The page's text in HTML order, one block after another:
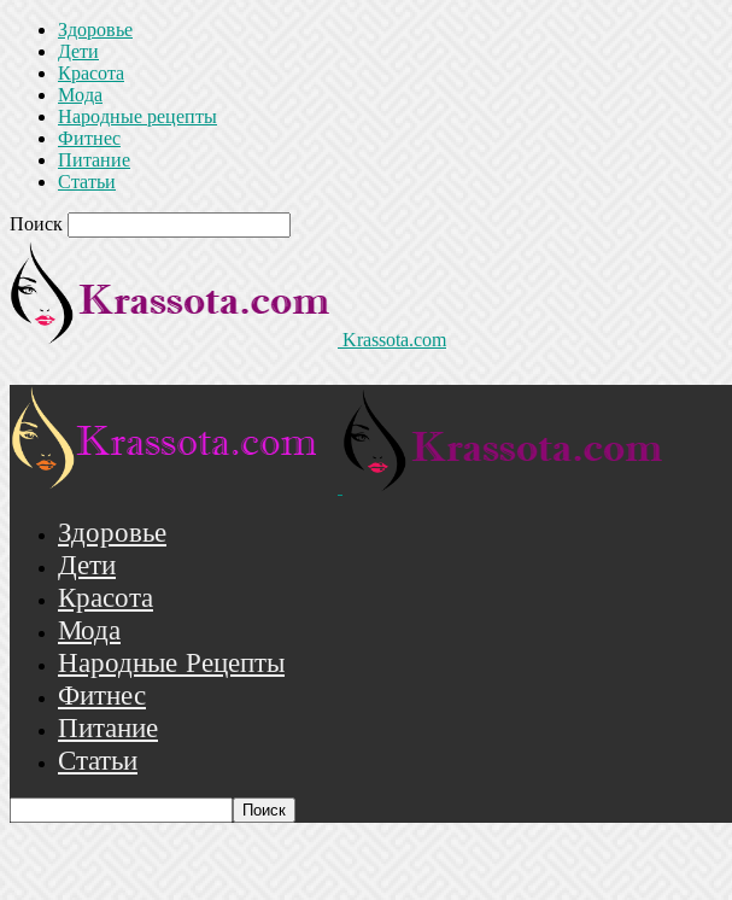
Здоровье
Дети
Красота
Мода
Народные рецепты
Фитнес
Питание
Статьи
Поиск
Krassota.com
Здоровье
Дети
Красота
Мода
Народные Рецепты
Фитнес
Питание
Статьи